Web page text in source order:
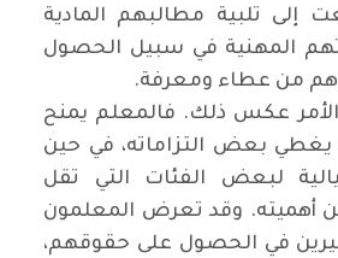
إلى تلبية مطالبهم المادية
المهنية في سبيل الحصول
من عطاء ومعرفة.
الأمر عكس ذلك. فالمعلم يمنح
يغطي بعض التزاماته، في حين
لبعض الفئات التي تقل
عن أهميته. وقد تعرض المعلمون
في الحصول على حقوقهم،